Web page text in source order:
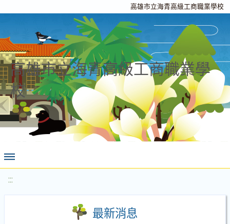
高雄市立海青高級工商職業學校
高雄市立海青高級工商職業學
校
:::
最新消息